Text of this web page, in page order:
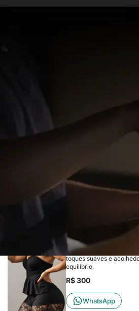
Delicada massagista
massagem clássica,
conversa se estiver
Santo André, São Paulo -
Cacau Ferraz
Desperte seus sentidos,
toques suaves e
equilíbrio.
R$ 300
WhatsApp